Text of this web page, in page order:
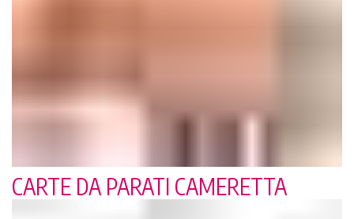
CARTE DA PARATI CAMERETTA